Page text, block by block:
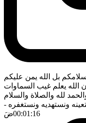
بل الله يمن عليكم
الله يعلم غيب السماوات
لله والصلاة والسلام
ونستهديه ونستغفره -
00:01:16ضَ